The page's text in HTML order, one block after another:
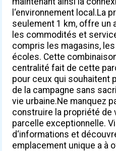
l‘environnement local.La
seulement 1 km, offre un
les commodités et
compris les magasins,
écoles. Cette
centralité fait de cette
pour ceux qui souhaitent
de la campagne sans
vie urbaine.Ne manquez
construire la propriété
parcelle exceptionnelle.
d‘informations et
emplacement unique a à